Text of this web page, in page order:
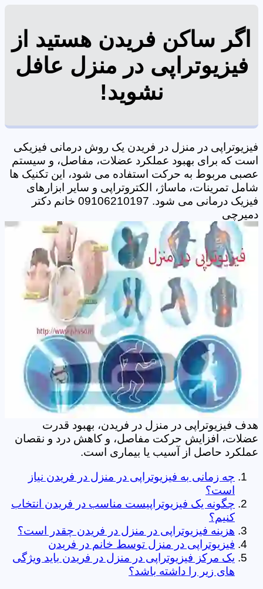
اگر ساکن فریدن هستید از
فیزیوتراپی در منزل عافل
نشوید!
فیزیوتراپی در منزل در فریدن یک روش درمانی فیزیکی
است که برای بهبود عملکرد عضلات، مفاصل، و سیستم
عصبی مربوط به حرکت استفاده می شود، این تکنیک ها
شامل تمرینات، ماساژ، الکتروتراپی و سایر ابزارهای
فیزیک درمانی می شود. 09106210197 خانم دکتر
دمیرچی
هدف فیزیوتراپی در منزل در فریدن، بهبود قدرت
عضلات، افزایش حرکت مفاصل، و کاهش درد و نقصان
عملکرد حاصل از آسیب یا بیماری است.
چه زمانی به فیزیوتراپی در منزل در فریدن نیاز
است؟
چگونه یک فیزیوتراپیست مناسب در فریدن انتخاب
کنیم؟
هزینه فیزیوتراپی در منزل در فریدن چقدر است؟
فیزیوتراپی در منزل توسط خانم در فریدن
یک مرکز فیزیوتراپی در منزل در فریدن باید ویژگی
های زیر را داشته باشد؟